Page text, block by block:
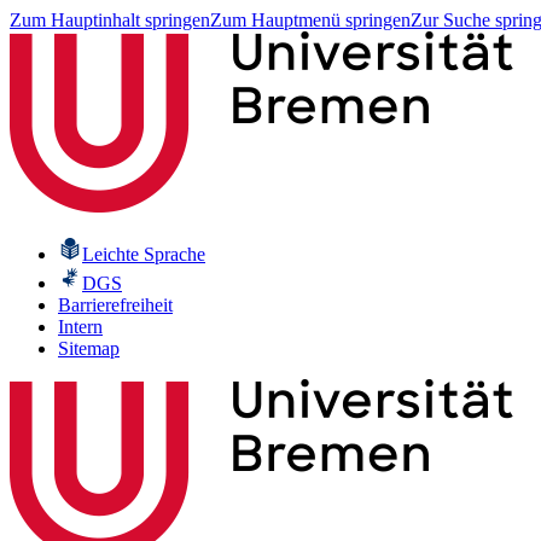
Zum Hauptinhalt springenZum Hauptmenü springenZur Suche
Leichte Sprache
DGS
Barrierefreiheit
Intern
Sitemap